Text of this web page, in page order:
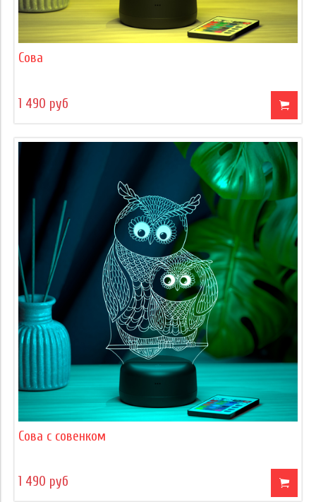
Сова
1 490 руб
Сова с совенком
1 490 руб